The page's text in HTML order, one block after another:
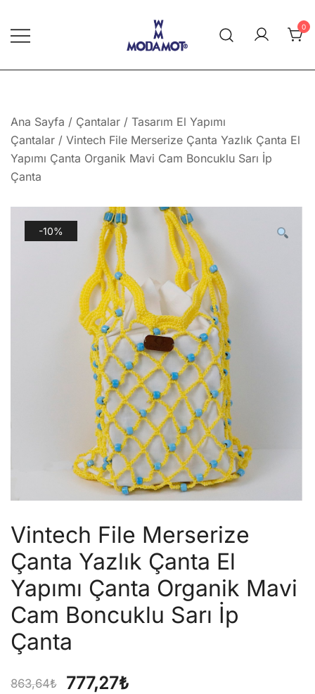
content
Modamot E-Ticaret
0
Ana Sayfa / Çantalar / Tasarım El Yapımı
Çantalar / Vintech File Merserize Çanta Yazlık Çanta El
Yapımı Çanta Organik Mavi Cam Boncuklu Sarı İp
Çanta
-10%
Vintech File Merserize
Çanta Yazlık Çanta El
Yapımı Çanta Organik Mavi
Cam Boncuklu Sarı İp
Çanta
863,64₺
Orijinal
777,27₺Şu